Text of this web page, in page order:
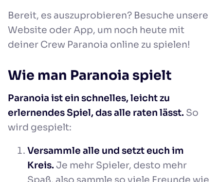
Bereit, es auszuprobieren? Besuche unsere
Website oder App, um noch heute mit
deiner Crew Paranoia online zu spielen!
Wie man Paranoia spielt
Paranoia ist ein schnelles, leicht zu
erlernendes Spiel, das alle raten lässt. So
wird gespielt:
Versammle alle und setzt euch im
Kreis. Je mehr Spieler, desto mehr